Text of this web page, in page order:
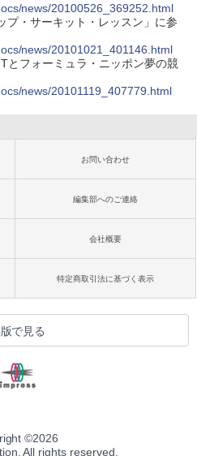
news/20100526_369252.html
プ・サーキット・レッスン」に参
news/20101021_401146.html
とフォーミュラ・ニッポン夢の競
news/20101119_407779.html
お問い合わせ
編集部へのご連絡
会社概要
特定商取引法に基づく表示
で見る
©2026
All rights reserved.